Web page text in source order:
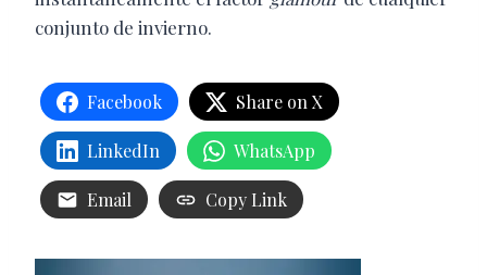
conjunto de invierno.
Facebook Share on X
LinkedIn WhatsApp
Email Copy Link